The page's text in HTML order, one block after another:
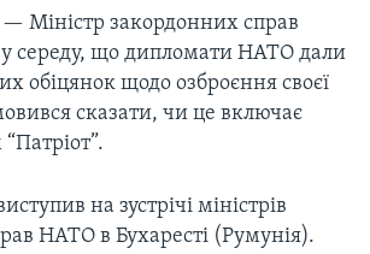
Міністр закордонних справ
у середу, що дипломати НАТО дали
обіцянок щодо озброєння своєї
сказати, чи це включає
на зустрічі міністрів
НАТО в Бухаресті (Румунія).